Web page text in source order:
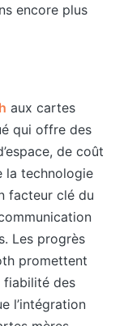
encore plus
aux cartes
qui offre des
de coût
la technologie
facteur clé du
Les progrès
promettent
fiabilité des
l’intégration